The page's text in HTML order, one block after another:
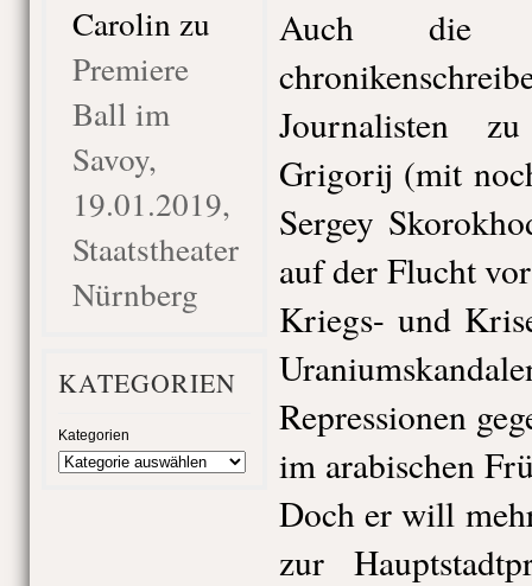
Carolin zu
Premiere
Ball im
Savoy,
19.01.2019,
Staatstheater
Nürnberg
KATEGORIEN
Kategorien
Auch die
Journalisten
Grigorij (mit
Sergey
auf der Flucht
Kriegs- und
Repressionen
im arabischen
Doch er will
zur